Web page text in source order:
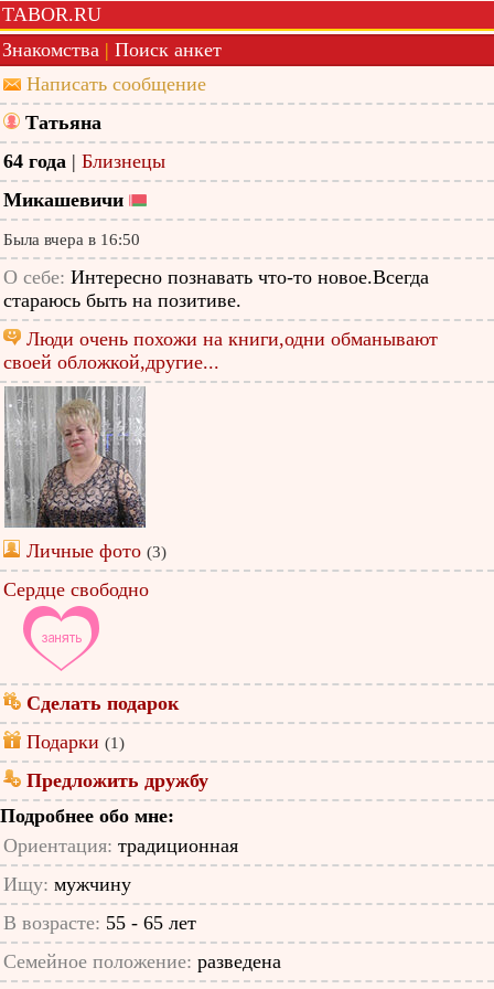
TABOR.RU
Знакомства | Поиск анкет
Написать сообщение
Татьяна
64 года | Близнецы
Микашевичи
Была вчера в 16:50
О себе: Интересно познавать что-то новое.Всегда
стараюсь быть на позитиве.
Люди очень похожи на книги,одни обманывают
своей обложкой,другие...
Личные фото (3)
Сердце свободно
Сделать подарок
Подарки (1)
Предложить дружбу
Подробнее обо мне:
Ориентация: традиционная
Ищу: мужчину
В возрасте: 55 - 65 лет
Семейное положение: разведена